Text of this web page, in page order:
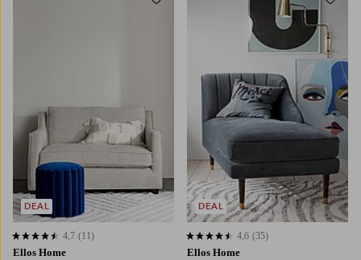
Ellos Home
4,7 basert på 11 karaktergivninger
4,7 (11)
DEAL
Legg til favoritter
Ellos Home
4,6 basert på 35 karaktergivninger
4,6 (35)
DEAL